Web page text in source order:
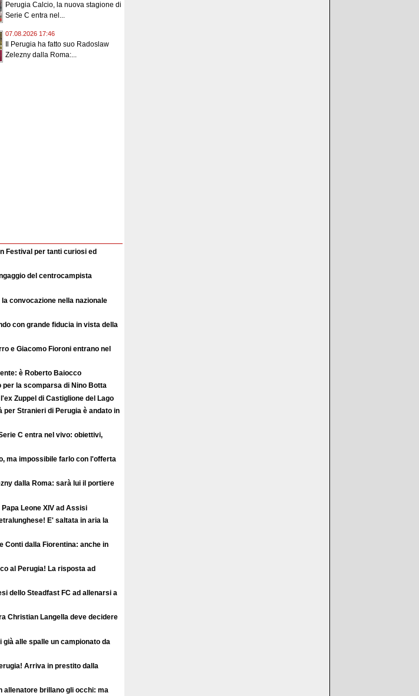
Perugia Calcio, la nuova stagione di
Serie C entra nel...
07.08.2026 17:46
Il Perugia ha fatto suo Radoslaw
Zelezny dalla Roma:...
Festival per tanti curiosi ed
del centrocampista
convocazione nella nazionale
con grande fiducia in vista della
e Giacomo Fioroni entrano nel
è Roberto Baiocco
la scomparsa di Nino Botta
Zuppel di Castiglione del Lago
Stranieri di Perugia è andato in
C entra nel vivo: obiettivi,
ma impossibile farlo con l'offerta
dalla Roma: sarà lui il portiere
Leone XIV ad Assisi
E' saltata in aria la
Conti dalla Fiorentina: anche in
al Perugia! La risposta ad
dello Steadfast FC ad allenarsi a
Christian Langella deve decidere
alle spalle un campionato da
Arriva in prestito dalla
allenatore brillano gli occhi: ma